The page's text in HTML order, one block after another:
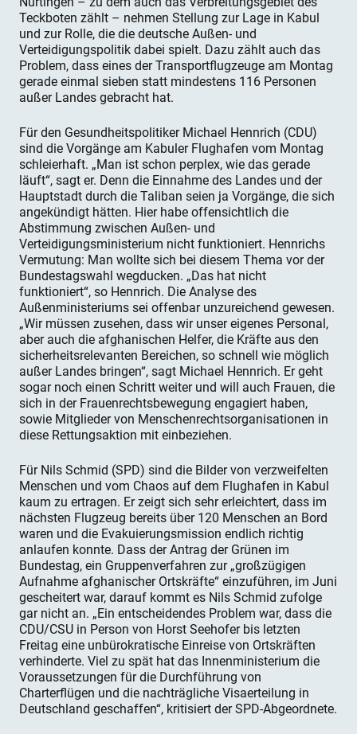
Teckboten zählt – nehmen Stellung zur Lage in Kabul
und zur Rolle, die die deutsche Außen- und
Verteidigungspolitik dabei spielt. Dazu zählt auch das
Problem, dass eines der Transportflugzeuge am Montag
gerade einmal sieben statt mindestens 116 Personen
außer Landes gebracht hat.
Für den Gesundheitspolitiker Michael Hennrich (CDU)
sind die Vorgänge am Kabuler Flughafen vom Montag
schleierhaft. „Man ist schon perplex, wie das gerade
läuft“, sagt er. Denn die Einnahme des Landes und der
Hauptstadt durch die Taliban seien ja Vorgänge, die sich
angekündigt hätten. Hier habe offensichtlich die
Abstimmung zwischen Außen- und
Verteidigungsministerium nicht funktioniert. Hennrichs
Vermutung: Man wollte sich bei diesem Thema vor der
Bundestagswahl wegducken. „Das hat nicht
funktioniert“, so Hennrich. Die Analyse des
Außenministeriums sei offenbar unzureichend gewesen.
„Wir müssen zusehen, dass wir unser eigenes Personal,
aber auch die afghanischen Helfer, die Kräfte aus den
sicherheitsrelevanten Bereichen, so schnell wie möglich
außer Landes bringen“, sagt Michael Hennrich. Er geht
sogar noch einen Schritt weiter und will auch Frauen, die
sich in der Frauenrechtsbewegung engagiert haben,
sowie Mitglieder von Menschenrechtsorganisationen in
diese Rettungsaktion mit einbeziehen.
Für Nils Schmid (SPD) sind die Bilder von verzweifelten
Menschen und vom Chaos auf dem Flughafen in Kabul
kaum zu ertragen. Er zeigt sich sehr erleichtert, dass im
nächsten Flugzeug bereits über 120 Menschen an Bord
waren und die Evakuierungsmission endlich richtig
anlaufen konnte. Dass der Antrag der Grünen im
Bundestag, ein Gruppenverfahren zur „großzügigen
Aufnahme afghanischer Ortskräfte“ einzuführen, im Juni
gescheitert war, darauf kommt es Nils Schmid zufolge
gar nicht an. „Ein entscheidendes Problem war, dass die
CDU/CSU in Person von Horst Seehofer bis letzten
Freitag eine unbürokratische Einreise von Ortskräften
verhinderte. Viel zu spät hat das Innenministerium die
Voraussetzungen für die Durchführung von
Charterflügen und die nachträgliche Visaerteilung in
Deutschland geschaffen“, kritisiert der SPD-Abgeordnete.